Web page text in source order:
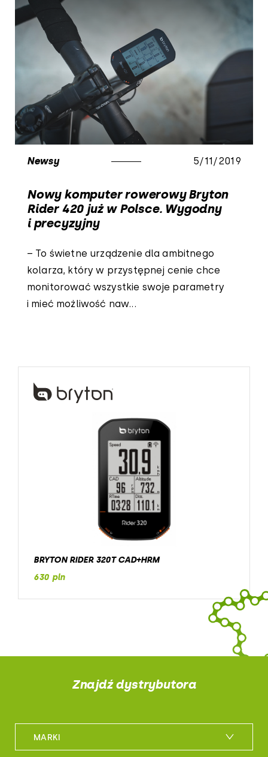
Newsy 5/11/2019
Nowy komputer rowerowy Bryton
Rider 420 już w Polsce. Wygodny
i precyzyjny
– To świetne urządzenie dla ambitnego
kolarza, który w przystępnej cenie chce
monitorować wszystkie swoje parametry
i mieć możliwość naw...
BRYTON RIDER 320T CAD+HRM
630 pln
Znajdź dystrybutora
MARKI